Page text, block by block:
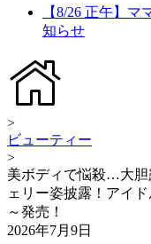
【8/26 正午】マ
知らせ
>
ビューティー
>
美ボディで悩殺…大胆
ェリー姿披露！アイ
～発売！
2026年7月9日